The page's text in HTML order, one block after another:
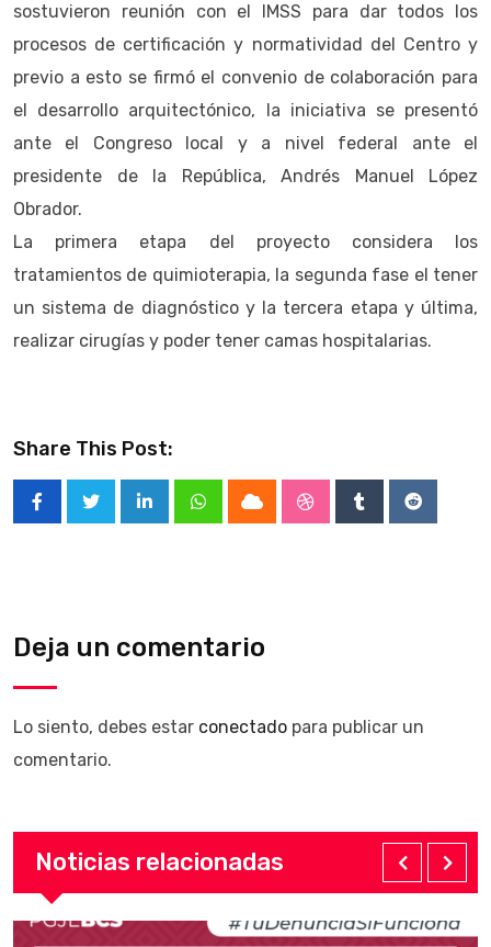
sostuvieron reunión con el IMSS para dar todos los
procesos de certificación y normatividad del Centro y
previo a esto se firmó el convenio de colaboración para
el desarrollo arquitectónico, la iniciativa se presentó
ante el Congreso local y a nivel federal ante el
presidente de la República, Andrés Manuel López
Obrador.
La primera etapa del proyecto considera los
tratamientos de quimioterapia, la segunda fase el tener
un sistema de diagnóstico y la tercera etapa y última,
realizar cirugías y poder tener camas hospitalarias.
Share This Post:
LinkedInWhatsappCloud StumbleUpon
TumblrReddit
Deja un comentario
Lo siento, debes estar conectado para publicar un
comentario.
Noticias relacionadas